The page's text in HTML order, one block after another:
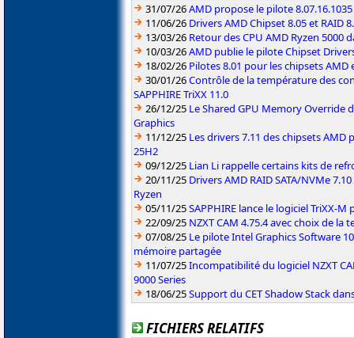
31/07/26AMD propose le pilote
11/06/26 Drivers AMD Chipset 8.05 et RAID
13/03/26 Retour des CPU AMD Ryzen 5000
10/03/26AMD publie le pilote Chipset
18/02/26 Pilotes 8.01 pour les chipsets AMD
30/01/26Contrôle de la température des
SAPPHIRE TriXX 11.0
26/12/25 Le Shared GPU Memory Override
Graphics
11/12/25 Les drivers 7.11 des chipsets
25H2
09/12/25 Lian Li rappelle certains kits de
20/11/25 Drivers AMD RAID SATA/NVMe
Ryzen
05/11/25SAPPHIRE lance le logiciel TriXX-
22/09/25 NZXT CAM 4.75.4 avec choix de la
07/08/25 Le pilote Intel Graphics Software
mémoire partagée
11/07/25Incompatibilité du logiciel NZXT
9000 Series
18/06/25Support du CET Shadow Stack
FICHIERS RELATIFS